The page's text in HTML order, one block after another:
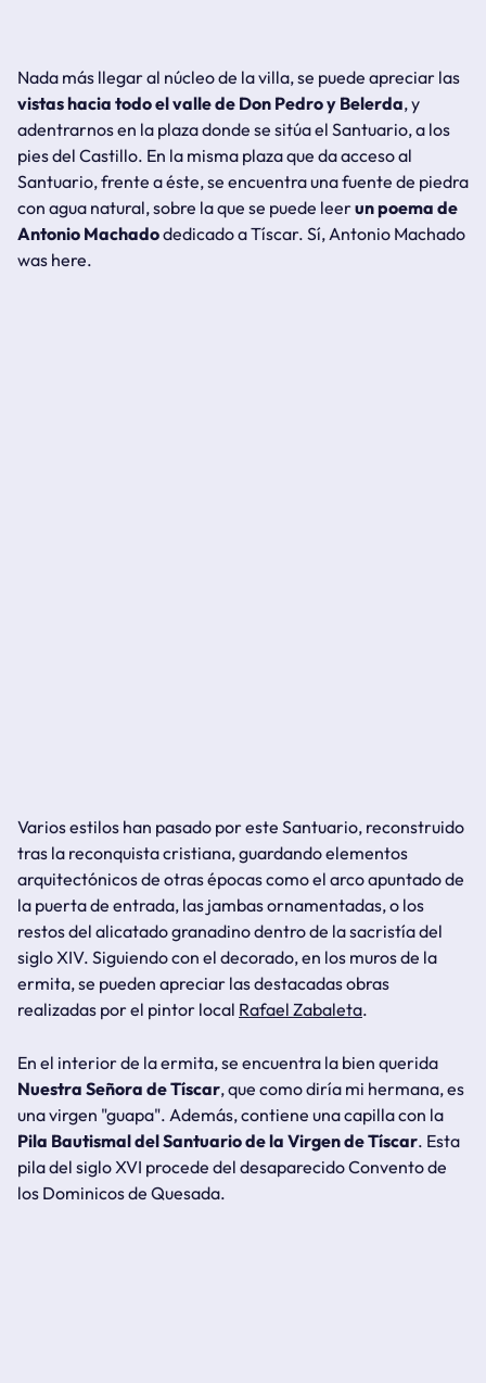
Nada más llegar al núcleo de la villa, se puede apreciar las
vistas hacia todo el valle de Don Pedro y Belerda, y
adentrarnos en la plaza donde se sitúa el Santuario, a los
pies del Castillo. En la misma plaza que da acceso al
Santuario, frente a éste, se encuentra una fuente de piedra
con agua natural, sobre la que se puede leerun poema de
Antonio Machadodedicado a Tíscar. Sí, Antonio Machado
was here.
Varios estilos han pasado por este Santuario, reconstruido
tras la reconquista cristiana, guardando elementos
arquitectónicos de otras épocas como el arco apuntado de
la puerta de entrada, las jambas ornamentadas, o los
restos del alicatado granadino dentro de la sacristía del
siglo XIV. Siguiendo con el decorado, en los muros de la
ermita, se pueden apreciar las destacadas obras
realizadas por el pintor local Rafael Zabaleta.
En el interior de la ermita, se encuentra la bien querida
Nuestra Señora de Tíscar, que como diría mi hermana,es
una virgen "guapa". Además, contiene una capilla con la
Pila Bautismal del Santuario de la Virgen de Tíscar. Esta
pila del siglo XVI procede del desaparecido Convento de
los Dominicos de Quesada.